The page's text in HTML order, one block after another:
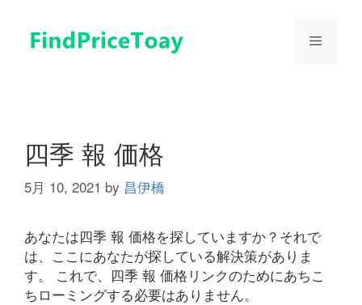
メ
四季 報 価格
5月 10, 2021 by 昌伊橋
あなたは四季 報 価格を探していますか？それで
は、ここにあなたが探している解決策がありま
す。 これで、四季 報 価格リンクのためにあちこ
ちローミングする必要はありません。